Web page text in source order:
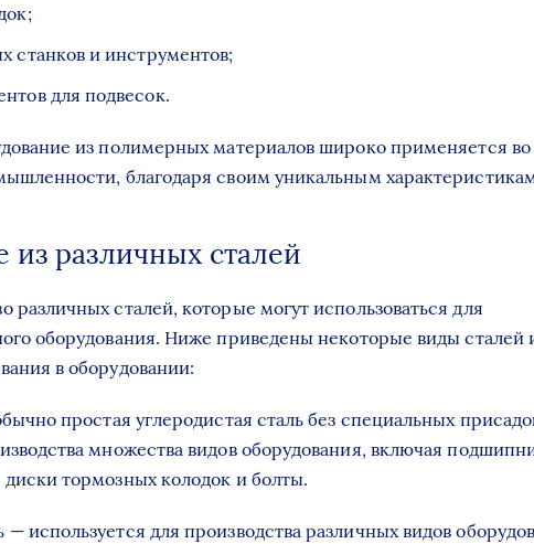
станков и инструментов;
для подвесок.
из полимерных материалов широко применяется во
благодаря своим уникальным
из различных сталей
различных сталей, которые могут использоваться для
оборудования. Ниже приведены некоторые виды сталей
в оборудовании:
простая углеродистая сталь без специальных
множества видов оборудования, включая
тормозных колодок и болты.
используется для производства различных видов